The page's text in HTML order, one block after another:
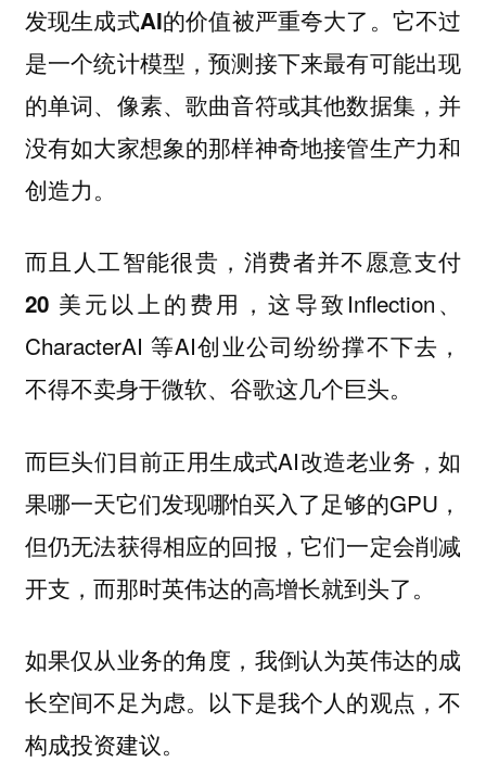
发现生成式AI的价值被严重夸大了。 它不过
是一个统计模型，预测接下来最有可能出现
的单词、像素、歌曲音符或其他数据集，并
没有如大家想象的那样神奇地接管生产力和
创造力。
而且 人工智能很贵，消费者并不愿意支付
20 美元以上的费用 ，这导致Inflection、
CharacterAI 等AI创业公司纷纷撑不下去，
不得不卖身于微软、谷歌这几个巨头。
而巨头们目前正用生成式AI改造老业务，如
果哪一天它们发现哪怕买入了足够的GPU，
但仍无法获得相应的回报，它们一定会削减
开支，而那时英伟达的高增长就到头了。
如果仅从业务的角度，我倒认为英伟达的成
长空间不足为虑。 以下是我个人的观点，不
构成投资建议。